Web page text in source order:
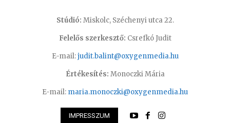
Stúdió: Miskolc, Széchenyi utca 22.
Felelős szerkesztő: Csrefkó Judit
E-mail:judit.balint@oxygenmedia.hu
Értékesítés: Monoczki Mária
E-mail: maria.monoczki@oxygenmedia.hu
IMPRESSZUM